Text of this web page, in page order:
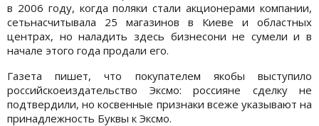
в 2006 году, когда поляки стали акционерами компании,
сетьнасчитывала 25 магазинов в Киеве и областных
центрах, но наладить здесь бизнесони не сумели и в
начале этого года продали его.
Газета пишет, что покупателем якобы выступило
российскоеиздательство Эксмо: россияне сделку не
подтвердили, но косвенные признаки всеже указывают на
принадлежность Буквы к Эксмо.